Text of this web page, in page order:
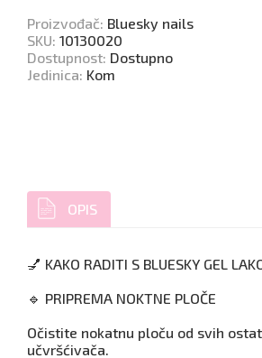
Proizvođač: Bluesky nails
SKU: 10130020
Dostupnost: Dostupno
Jedinica: Kom
OPIS
💅 KAKO RADITI S BLUESKY GEL
🔹 PRIPREMA NOKTNE PLOČE
Očistite nokatnu ploču od svih
učvršćivača.